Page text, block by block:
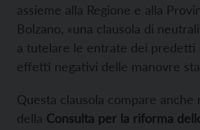
assieme alla Regione e alla
Bolzano, «una clausola di
a tutelare le entrate dei predetti
effetti negativi delle manovre
Questa clausola compare anche
della Consulta per la riforma